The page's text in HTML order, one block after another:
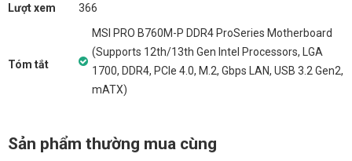
Lượt xem
366
Tóm tắt
MSI PRO B760M-P DDR4 ProSeries Motherboard
(Supports 12th/13th Gen Intel Processors, LGA
1700, DDR4, PCIe 4.0, M.2, Gbps LAN, USB 3.2 Gen2,
mATX)
Sản phẩm thường mua cùng